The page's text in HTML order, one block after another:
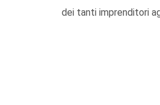
dei tanti imprenditori